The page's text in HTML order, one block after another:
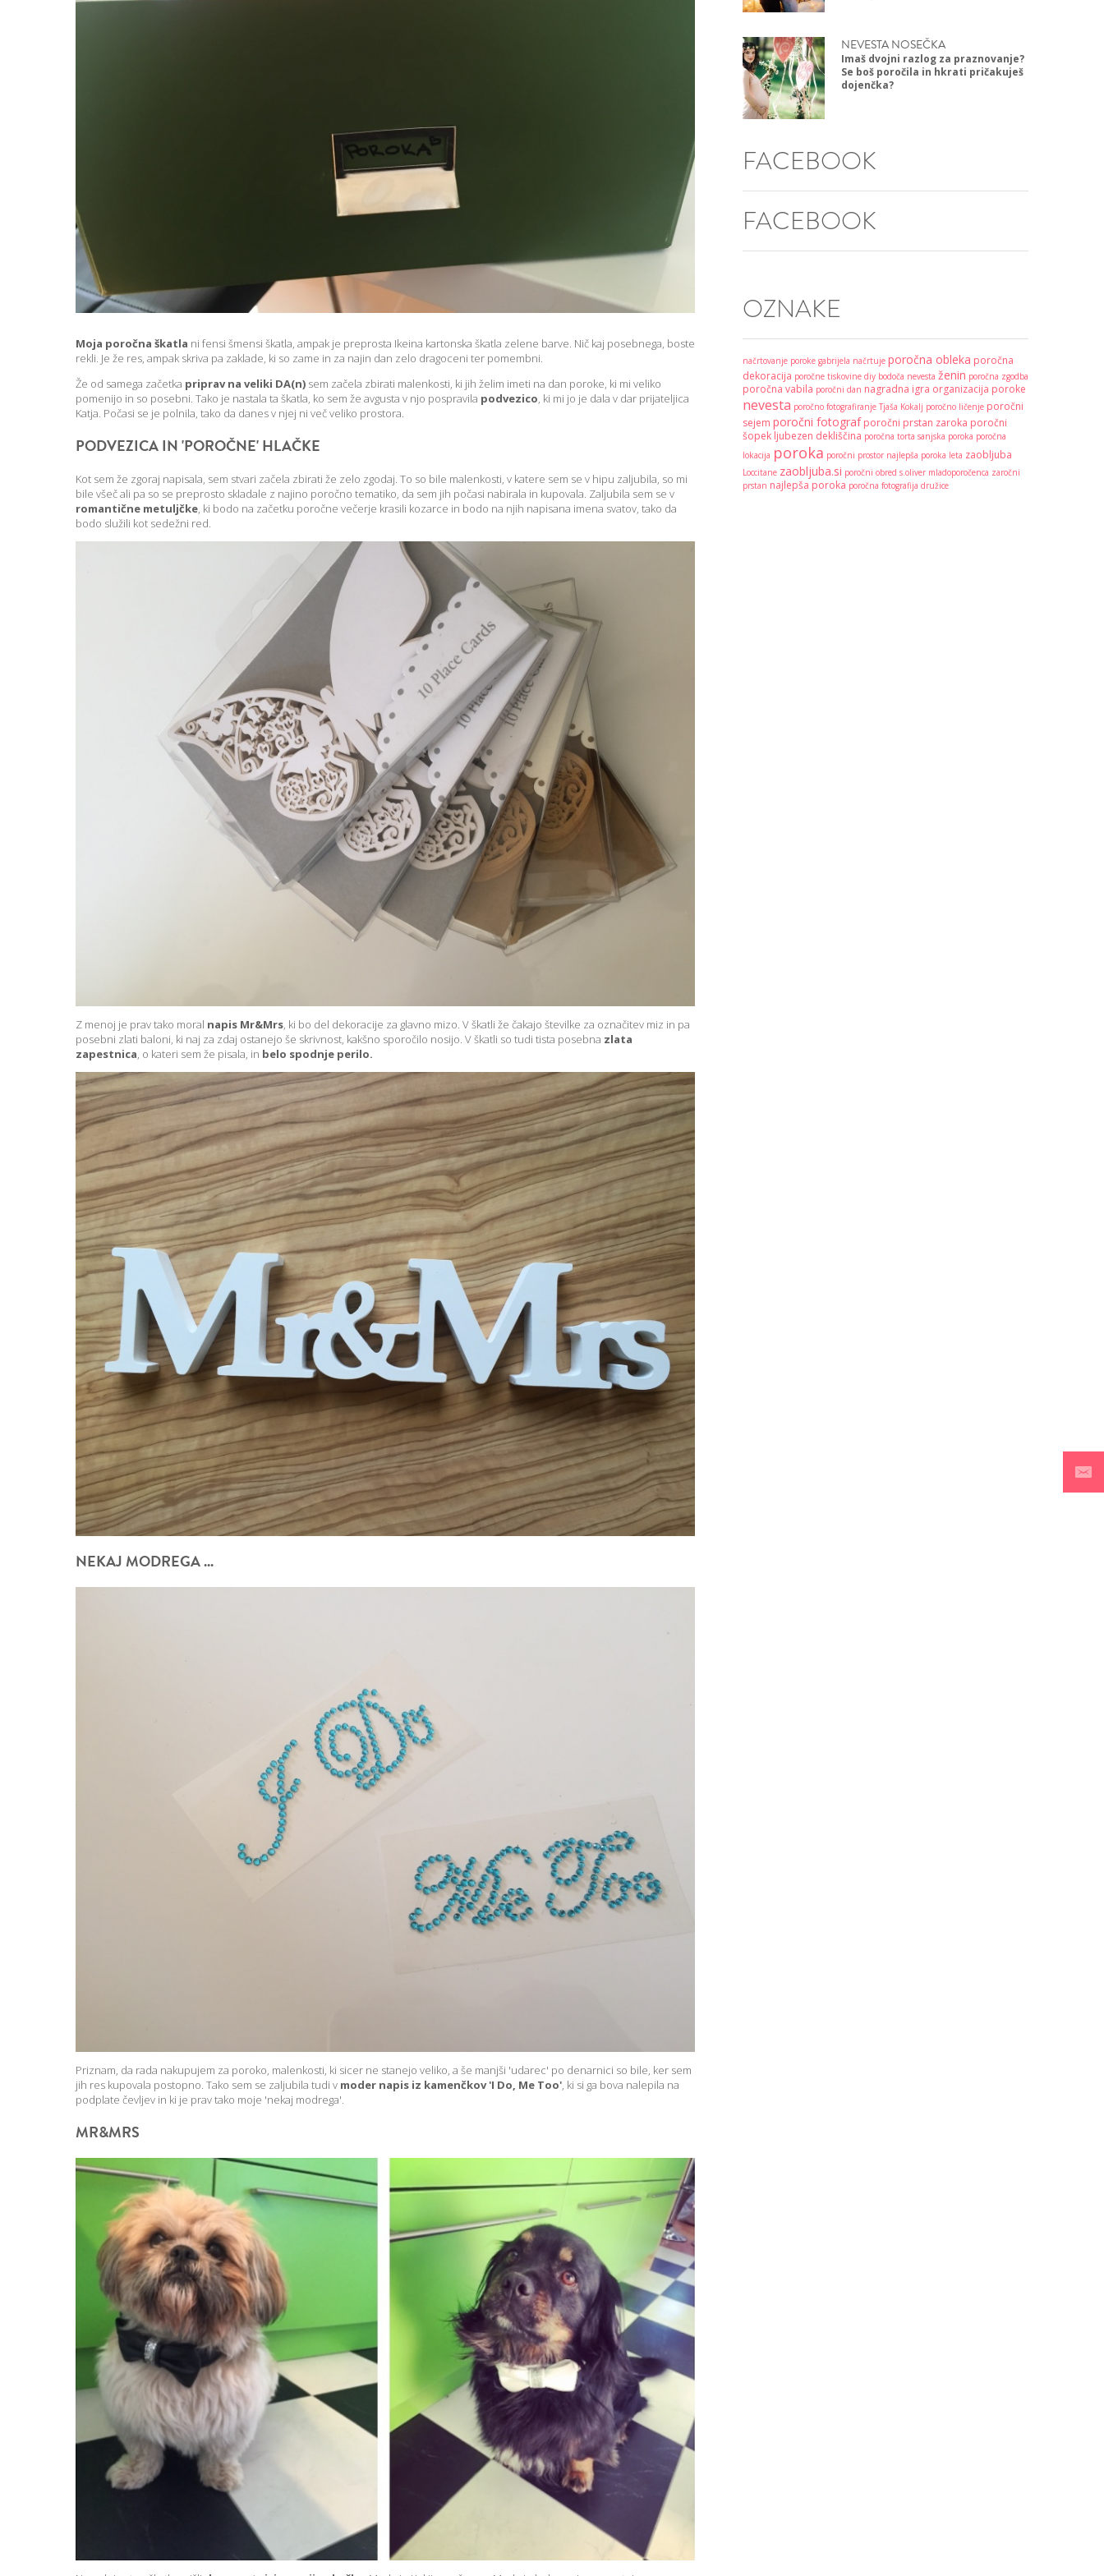
Moja poročna škatla ni fensi šmensi škatla, ampak je preprosta Ikeina kartonska škatla zelene barve. Nič kaj posebnega, boste
rekli. Je že res, ampak skriva pa zaklade, ki so zame in za najin dan zelo dragoceni ter pomembni.
Že od samega začetka priprav na veliki DA(n) sem začela zbirati malenkosti, ki jih želim imeti na dan poroke, ki mi veliko
pomenijo in so posebni. Tako je nastala ta škatla, ko sem že avgusta v njo pospravila podvezico, ki mi jo je dala v dar prijateljica
Katja. Počasi se je polnila, tako da danes v njej ni več veliko prostora.
PODVEZICA IN 'POROČNE' HLAČKE
Kot sem že zgoraj napisala, sem stvari začela zbirati že zelo zgodaj. To so bile malenkosti, v katere sem se v hipu zaljubila, so mi
bile všeč ali pa so se preprosto skladale z najino poročno tematiko, da sem jih počasi nabirala in kupovala. Zaljubila sem se v
romantične metuljčke, ki bodo na začetku poročne večerje krasili kozarce in bodo na njih napisana imena svatov, tako da
bodo služili kot sedežni red.
Z menoj je prav tako moral napis Mr&Mrs , ki bo del dekoracije za glavno mizo. V škatli že čakajo številke za označitev miz in pa
posebni zlati baloni, ki naj za zdaj ostanejo še skrivnost, kakšno sporočilo nosijo. V škatli so tudi tista posebna zlata
zapestnica , o kateri sem že pisala, in belo spodnje perilo.
NEKAJ MODREGA ...
Priznam, da rada nakupujem za poroko, malenkosti, ki sicer ne stanejo veliko, a še manjši 'udarec' po denarnici so bile, ker sem
jih res kupovala postopno. Tako sem se zaljubila tudi v moder napis iz kamenčkov 'I Do, Me Too' , ki si ga bova nalepila na
podplate čevljev in ki je prav tako moje 'nekaj modrega'.
MR&MRS
NEVESTA NOSEČKA
Imaš dvojni razlog za praznovanje?
Se boš poročila in hkrati pričakuješ
dojenčka?
FACEBOOK
FACEBOOK
OZNAKE
načrtovanje poroke gabrijela načrtuje poročna obleka poročna
dekoracija poročne tiskovine diy bodoča nevesta ženin poročna zgodba
poročna vabila poročni dan nagradna igra organizacija poroke
nevesta poročno fotografiranje Tjaša Kokalj poročno ličenje poročni
sejem poročni fotograf poročni prstan zaroka poročni
šopek ljubezen dekliščina poročna torta sanjska poroka poročna
lokacija poroka poročni prostor najlepša poroka leta zaobljuba
Loccitane zaobljuba.si poročni obred s.oliver mladoporočenca zaročni
prstan najlepša poroka poročna fotografija družice